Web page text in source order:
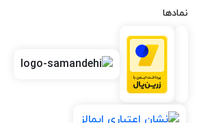
نمادها